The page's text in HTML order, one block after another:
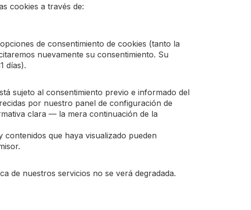
cookies a través de:
de consentimiento de cookies (tanto la
nuevamente su consentimiento. Su
días).
sujeto al consentimiento previo e informado del
por nuestro panel de configuración de
clara — la mera continuación de la
que haya visualizado pueden
de nuestros servicios no se verá degradada.